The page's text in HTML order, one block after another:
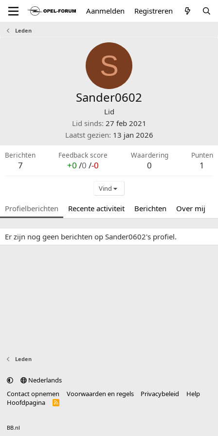
Aanmelden Registreren
Leden
S
Sander0602
Lid
Lid sinds 27 feb 2021
Laatst gezien 13 jan 2026
Berichten
7
Feedback score
+0 /0 /-0
Waardering
0
Punten
1
Vind
Profielberichten Recente activiteit Berichten Over mij
Er zijn nog geen berichten op Sander0602's profiel.
Leden
Nederlands
Contact opnemen
Voorwaarden en regels Privacybeleid
Help
Hoofdpagina
R
BB.nl